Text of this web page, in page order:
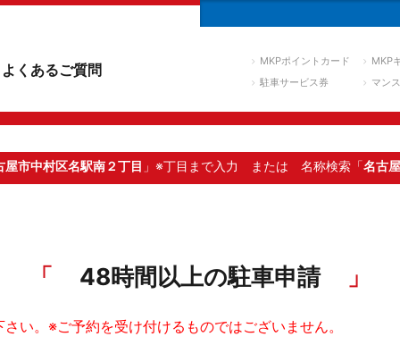
よくあるご質問 MKPポイントカード
MKP
駐車サービス券
マン
屋市中村区名駅南２丁目 」※丁目まで入力 または 名称検索「名古
48時間以上の駐車申請
い。※ご予約を受け付けるものではございません。